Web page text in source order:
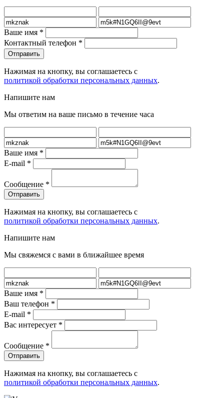
Ваше имя *
Контактный телефон *
Нажимая на кнопку, вы соглашаетесь с
политикой обработки персональных данных.
Напишите нам
Мы ответим на ваше письмо в течение часа
Ваше имя *
E-mail *
Сообщение *
Нажимая на кнопку, вы соглашаетесь с
политикой обработки персональных данных.
Напишите нам
Мы свяжемся с вами в ближайшее время
Ваше имя *
Ваш телефон *
E-mail *
Вас интересует *
Сообщение *
Нажимая на кнопку, вы соглашаетесь с
политикой обработки персональных данных.